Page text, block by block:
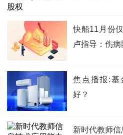
快船11月份
卢指导：伤
焦点播报:基
好？
新时代教师